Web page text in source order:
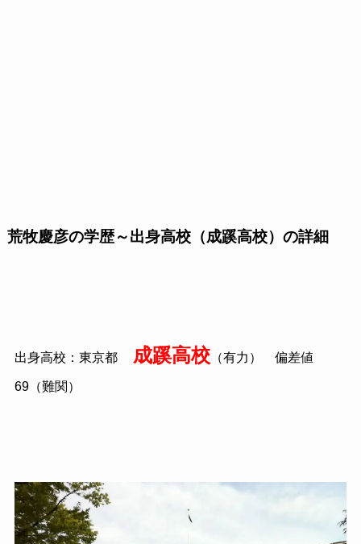
荒牧慶彦の学歴～出身高校（成蹊高校）の詳細
出身高校：東京都 成蹊高校（有力） 偏差値
69（難関）